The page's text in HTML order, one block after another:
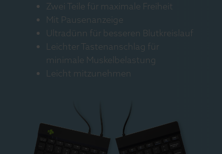
Zwei Teile für maximale Freiheit
Mit Pausenanzeige
Ultradünn für besseren Blutkreislauf
Leichter Tastenanschlag für
minimale Muskelbelastung
Leicht mitzunehmen